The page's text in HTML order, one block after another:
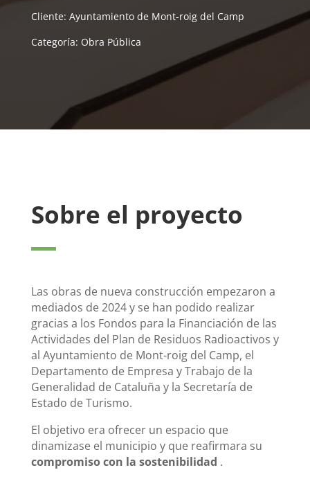
Cliente: Ayuntamiento de Mont-roig del Camp
Categoría: Obra Pública
Sobre el proyecto
Las obras de nueva construcción empezaron a
mediados de 2024 y se han podido realizar
gracias a los Fondos para la Financiación de las
Actividades del Plan de Residuos Radioactivos y
al Ayuntamiento de Mont-roig del Camp, el
Departamento de Empresa y Trabajo de la
Generalidad de Cataluña y la Secretaría de
Estado de Turismo.
El objetivo era ofrecer un espacio que
dinamizase el municipio y que reafirmara su
compromiso con la sostenibilidad .